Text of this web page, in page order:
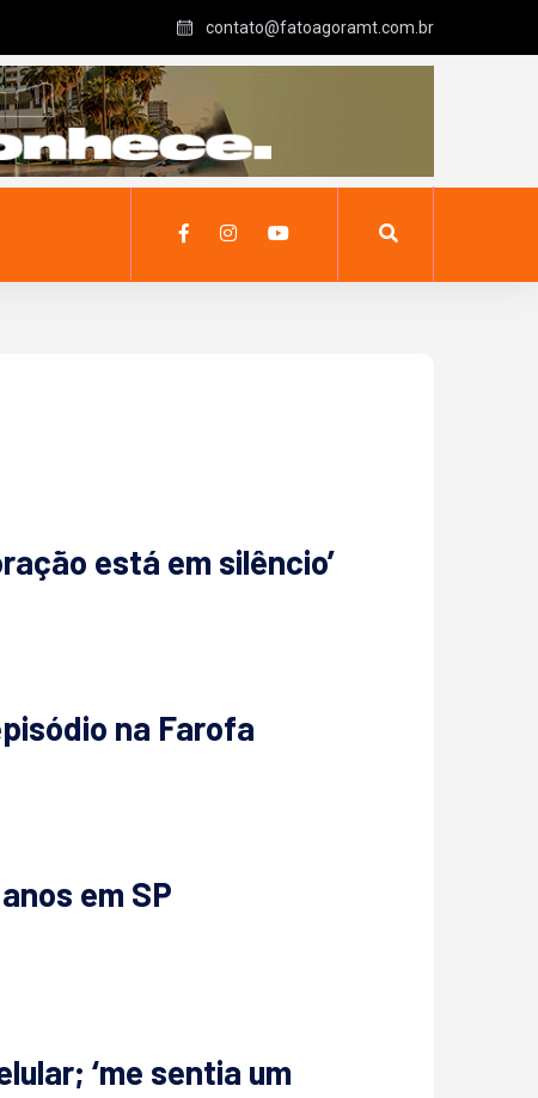
contato@fatoagoramt.com.br
está em silêncio’
na Farofa
em SP
‘me sentia um